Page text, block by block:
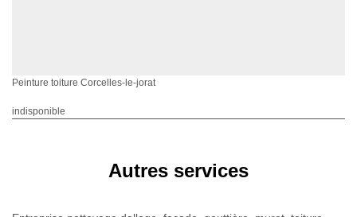
Peinture toiture Corcelles-le-jorat
indisponible
Autres services